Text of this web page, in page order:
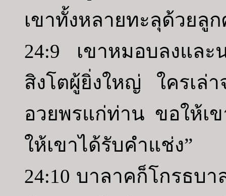
เขาทั้งหลายทะลุด้วยลู
24:9 เขาหมอบลงและ
สิงโตผู้ยิ่งใหญ่ ใครเล่
อวยพรแก่ท่าน ขอให้เ
ให้เขาได้รับคำแช่ง”
24:10 บาลาคก็โกรธบ